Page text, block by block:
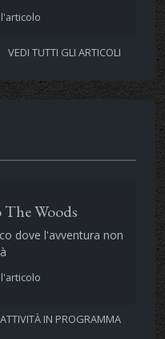
VEDI TUTTI GLI ARTICOLI
Woods
dove l'avventura non
IN PROGRAMMA